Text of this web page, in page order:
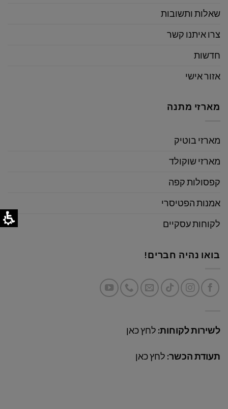
שאלות ותשובות
צרו איתנו קשר
חדשות
אזור אישי
מארזי מתנה
מארזי בוטיק
מארזי שוקולד
קפסולות קפה
אמנות הפטיסרי
לקוחות עסקיים
בואו נהיה חברים!
לשירות לקוחות: לחץ כאן
תעודת הכשר: לחץ כאן